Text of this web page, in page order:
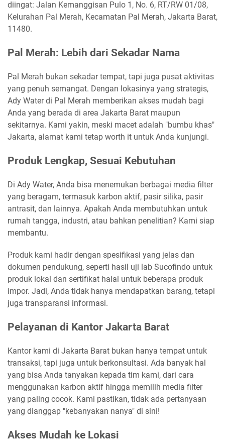
diingat: Jalan Kemanggisan Pulo 1, No. 6, RT/RW 01/08,
Kelurahan Pal Merah, Kecamatan Pal Merah, Jakarta Barat,
11480.
Pal Merah: Lebih dari Sekadar Nama
Pal Merah bukan sekadar tempat, tapi juga pusat aktivitas
yang penuh semangat. Dengan lokasinya yang strategis,
Ady Water di Pal Merah memberikan akses mudah bagi
Anda yang berada di area Jakarta Barat maupun
sekitarnya. Kami yakin, meski macet adalah "bumbu khas"
Jakarta, alamat kami tetap worth it untuk Anda kunjungi.
Produk Lengkap, Sesuai Kebutuhan
Di Ady Water, Anda bisa menemukan berbagai media filter
yang beragam, termasuk karbon aktif, pasir silika, pasir
antrasit, dan lainnya. Apakah Anda membutuhkan untuk
rumah tangga, industri, atau bahkan penelitian? Kami siap
membantu.
Produk kami hadir dengan spesifikasi yang jelas dan
dokumen pendukung, seperti hasil uji lab Sucofindo untuk
produk lokal dan sertifikat halal untuk beberapa produk
impor. Jadi, Anda tidak hanya mendapatkan barang, tetapi
juga transparansi informasi.
Pelayanan di Kantor Jakarta Barat
Kantor kami di Jakarta Barat bukan hanya tempat untuk
transaksi, tapi juga untuk berkonsultasi. Ada banyak hal
yang bisa Anda tanyakan kepada tim kami, dari cara
menggunakan karbon aktif hingga memilih media filter
yang paling cocok. Kami pastikan, tidak ada pertanyaan
yang dianggap "kebanyakan nanya" di sini!
Akses Mudah ke Lokasi